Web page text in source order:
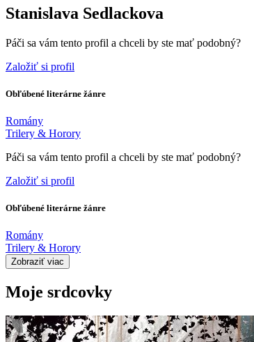
Stanislava Sedlackova
Páči sa vám tento profil a chceli by ste mať podobný?
Založiť si profil
Obľúbené literárne žánre
Romány
Trilery & Horory
Páči sa vám tento profil a chceli by ste mať podobný?
Založiť si profil
Obľúbené literárne žánre
Romány
Trilery & Horory
Zobraziť viac
Moje srdcovky